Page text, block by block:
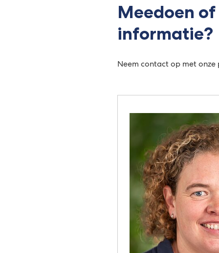
Meedoen
informatie?
Neem contact op met